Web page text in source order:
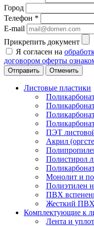
Город
Телефон *
E-mail
Прикрепить документ
Я согласен на
договором оферты
Отменить
Листовые пластики
ПЭТ
Акрил
Полистирол
Монолит и
Полиэтилен
ПВХ
Жесткий ПВХ
Комплектующие к
Лента и